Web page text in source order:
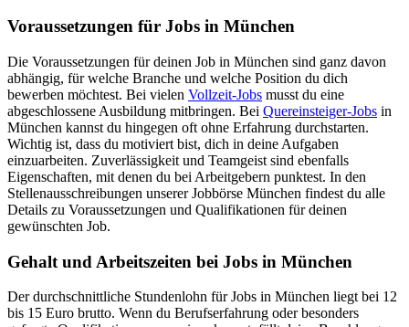
Voraussetzungen für Jobs in München
Die Voraussetzungen für deinen Job in München sind ganz davon
abhängig, für welche Branche und welche Position du dich
bewerben möchtest. Bei vielen Vollzeit-Jobs musst du eine
abgeschlossene Ausbildung mitbringen. Bei Quereinsteiger-Jobs in
München kannst du hingegen oft ohne Erfahrung durchstarten.
Wichtig ist, dass du motiviert bist, dich in deine Aufgaben
einzuarbeiten. Zuverlässigkeit und Teamgeist sind ebenfalls
Eigenschaften, mit denen du bei Arbeitgebern punktest. In den
Stellenausschreibungen unserer Jobbörse München findest du alle
Details zu Voraussetzungen und Qualifikationen für deinen
gewünschten Job.
Gehalt und Arbeitszeiten bei Jobs in München
Der durchschnittliche Stundenlohn für Jobs in München liegt bei 12
bis 15 Euro brutto. Wenn du Berufserfahrung oder besonders